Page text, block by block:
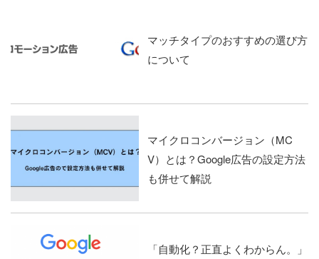
マッチタイプのおすすめの選び方
について
マイクロコンバージョン（MC
V）とは？Google広告の設定方法
も併せて解説
「自動化？正直よくわからん。」